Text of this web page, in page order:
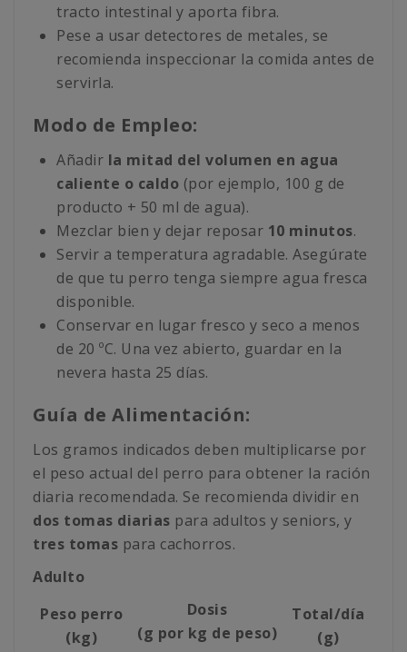
tracto intestinal y aporta fibra.
Pese a usar detectores de metales, se
recomienda inspeccionar la comida antes de
servirla.
Modo de Empleo:
Añadir la mitad del volumen en agua
caliente o caldo (por ejemplo, 100 g de
producto + 50 ml de agua).
Mezclar bien y dejar reposar 10 minutos.
Servir a temperatura agradable. Asegúrate
de que tu perro tenga siempre agua fresca
disponible.
Conservar en lugar fresco y seco a menos
de 20 ºC. Una vez abierto, guardar en la
nevera hasta 25 días.
Guía de Alimentación:
Los gramos indicados deben multiplicarse por
el peso actual del perro para obtener la ración
diaria recomendada. Se recomienda dividir en
dos tomas diarias para adultos y seniors, y
tres tomas para cachorros.
Adulto
Peso perro
(kg)
Dosis
(g por kg de peso)
Total/día
(g)